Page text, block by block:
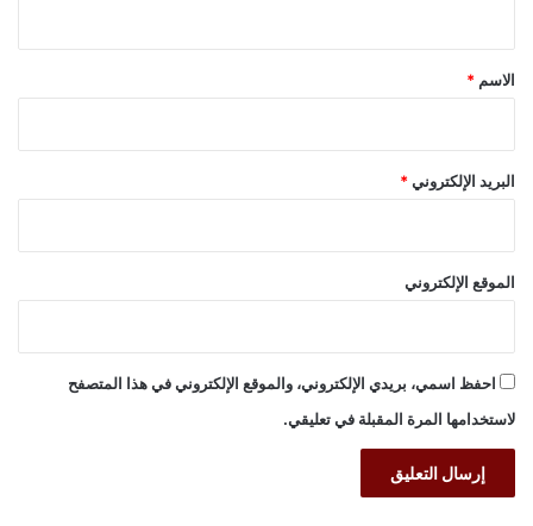
*
الاسم *
البريد الإلكتروني *
الموقع الإلكتروني
احفظ اسمي، بريدي الإلكتروني، والموقع الإلكتروني في هذا المتصفح
لاستخدامها المرة المقبلة في تعليقي.